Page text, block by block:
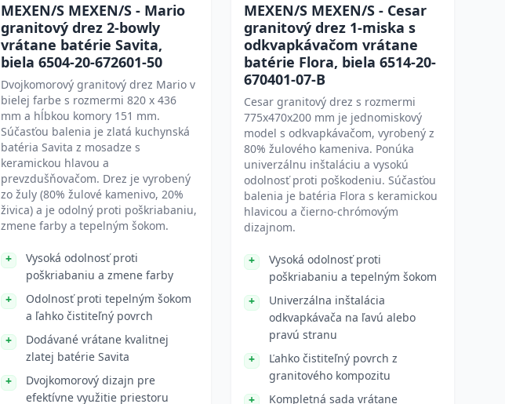
MEXEN/S MEXEN/S - Mario
granitový drez 2-bowly
vrátane batérie Savita,
biela 6504-20-672601-50
Dvojkomorový granitový drez Mario v
bielej farbe s rozmermi 820 x 436
mm a hĺbkou komory 151 mm.
Súčasťou balenia je zlatá kuchynská
batéria Savita z mosadze s
keramickou hlavou a
prevzdušňovačom. Drez je vyrobený
zo žuly (80% žulové kamenivo, 20%
živica) a je odolný proti poškriabaniu,
zmene farby a tepelným šokom.
Vysoká odolnosť proti
poškriabaniu a zmene farby
Odolnosť proti tepelným šokom
a ľahko čistiteľný povrch
Dodávané vrátane kvalitnej
zlatej batérie Savita
Dvojkomorový dizajn pre
efektívne využitie priestoru
MEXEN/S MEXEN/S - Cesar
granitový drez 1-miska s
odkvapkávačom vrátane
batérie Flora, biela 6514-20-
670401-07-B
Cesar granitový drez s rozmermi
775x470x200 mm je jednomiskový
model s odkvapkávačom, vyrobený z
80% žulového kameniva. Ponúka
univerzálnu inštaláciu a vysokú
odolnosť proti poškodeniu. Súčasťou
balenia je batéria Flora s keramickou
hlavicou a čierno-chrómovým
dizajnom.
Vysoká odolnosť proti
poškriabaniu a tepelným šokom
Univerzálna inštalácia
odkvapkávača na ľavú alebo
pravú stranu
Ľahko čistiteľný povrch z
granitového kompozitu
Kompletná sada vrátane